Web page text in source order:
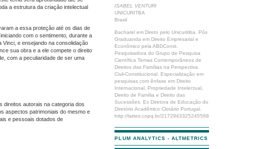
ISABEL VENTURI
UNICURITBA
Brasil
Bacharel em Direto pelo Unicuritiba. Pós
Graduanda em Direito Empresarial e
Econômico pela ABDConst.
Pesquisadora do Grupo de Pesquisa
Científica Temas Contemporâneos de
Direitos das Famílias na Perspectiva
Civil-Constitucional. Especialização em
pesquisas com ênfase em Direito
Internacional, Propriedade Intelectual,
Direito de Família e Direito das
Sucessões. Ex Diretora de Educação do
Diretório Acadêmico Clotário Portugal.
http://lattes.cnpq.br/2172943325245568
PLUM ANALYTICS - ALTMETRICS
a estrutura da criação intelectual
a essa proteção até os dias de
com o sentimento, durante a
e ensejando na consolidação
sua obra e a ele compete o direito
com a peculiaridade de ser uma
direitos autorais na categoria dos
aspectos patrimoniais do mesmo e
e pessoais dotados de